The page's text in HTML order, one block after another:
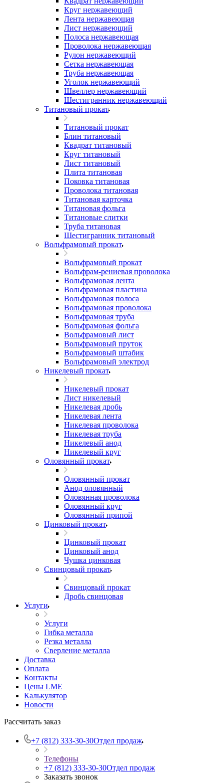
Круг нержавеющий
Лента нержавеющая
Лист нержавеющий
Полоса нержавеющая
Проволока нержавеющая
Рулон нержавеющий
Сетка нержавеющая
Труба нержавеющая
Уголок нержавеющий
Швеллер нержавеющий
Шестигранник нержавеющий
Титановый прокат
Титановый прокат
Блин титановый
Квадрат титановый
Круг титановый
Лист титановый
Плита титановая
Поковка титановая
Проволока титановая
Титановая карточка
Титановая фольга
Титановые слитки
Труба титановая
Шестигранник титановый
Вольфрамовый прокат
Вольфрамовый прокат
Вольфрам-рениевая проволока
Вольфрамовая лента
Вольфрамовая пластина
Вольфрамовая полоса
Вольфрамовая проволока
Вольфрамовая труба
Вольфрамовая фольга
Вольфрамовый лист
Вольфрамовый пруток
Вольфрамовый штабик
Вольфрамовый электрод
Никелевый прокат
Никелевый прокат
Лист никелевый
Никелевая дробь
Никелевая лента
Никелевая проволока
Никелевая труба
Никелевый анод
Никелевый круг
Оловянный прокат
Оловянный прокат
Анод оловянный
Оловянная проволока
Оловянный круг
Оловянный припой
Цинковый прокат
Цинковый прокат
Цинковый анод
Чушка цинковая
Свинцовый прокат
Свинцовый прокат
Дробь свинцовая
Услуги
Услуги
Гибка металла
Резка металла
Сверление металла
Доставка
Оплата
Контакты
Цены LME
Калькулятор
Новости
Рассчитать заказ
+7 (812) 333-30-30Отдел продаж
Телефоны
+7 (812) 333-30-30Отдел продаж
Заказать звонок